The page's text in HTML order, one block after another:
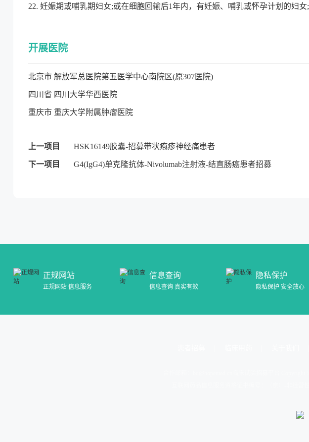
22. 妊娠期或哺乳期妇女;或在细胞回输后1年内，有妊娠、哺乳或怀孕计划的妇女;
开展医院
北京市 解放军总医院第五医学中心南院区(原307医院)
四川省 四川大学华西医院
重庆市 重庆大学附属肿瘤医院
上一项目 HSK16149胶囊-招募带状疱疹神经痛患者
下一项目 G4(IgG4)单克隆抗体-Nivolumab注射液-结直肠癌患者招募
正规网站
正规网站 信息服务
信息查询
信息查询 真实有效
隐私保护
隐私保护 安全放心